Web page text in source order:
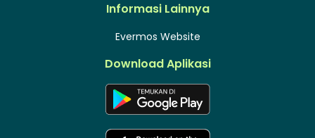
Informasi Lainnya
Evermos Website
Download Aplikasi